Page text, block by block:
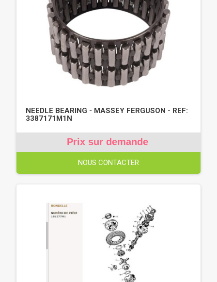
NEEDLE BEARING - MASSEY FERGUSON - REF:
3387171M1N
Prix sur demande
NOUS CONTACTER